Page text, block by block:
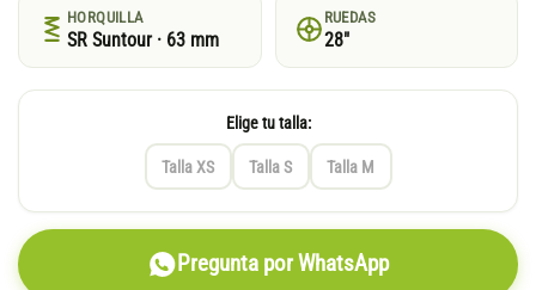
HORQUILLA
SR Suntour · 63 mm
RUEDAS
28"
Elige tu talla:
Talla XS Talla S Talla M
Pregunta por WhatsApp